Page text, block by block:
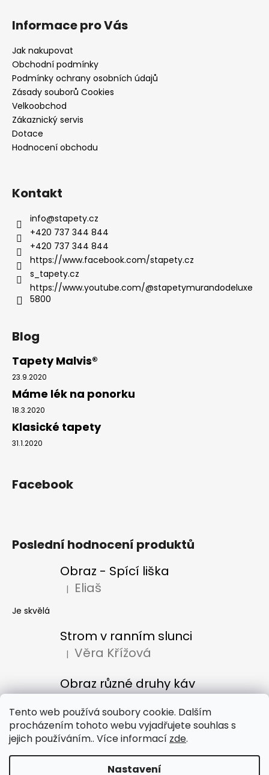
Tento web používá soubory cookie. Dalším
procházením tohoto webu vyjadřujete souhlas s
jejich používáním.. Více informací zde.
Nastavení
Informace pro Vás
Jak nakupovat
Obchodní podmínky
Podmínky ochrany osobních údajů
Zásady souborů Cookies
Velkoobchod
Zákaznický servis
Dotace
Hodnocení obchodu
Kontakt
info@stapety.cz
+420 737 344 844
+420 737 344 844
https://www.facebook.com/stapety.cz
s_tapety.cz
https://www.youtube.com/@stapetymurandodeluxe
5800
Blog
Tapety Malvis®
23.9.2020
Máme lék na ponorku
18.3.2020
Klasické tapety
31.1.2020
Facebook
Poslední hodnocení produktů
Obraz - Spící liška
Hodnocení produktu je 5 z 5 hvězdiček.
| Eliaš
Je skvělá
Strom v ranním slunci
Hodnocení produktu je 5 z 5 hvězdiček.
| Věra Křížová
Obraz různé druhy káv
Hodnocení produktu je 5 z 5 hvězdiček.